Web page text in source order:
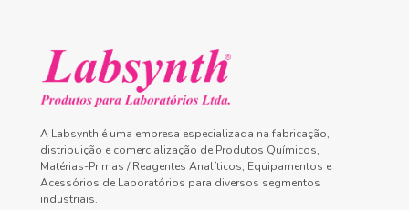
A Labsynth é uma empresa especializada na fabricação,
distribuição e comercialização de Produtos Químicos,
Matérias-Primas / Reagentes Analíticos, Equipamentos e
Acessórios de Laboratórios para diversos segmentos
industriais.